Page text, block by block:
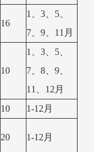
16
1、3、5、
7、9、11月
10
1、3、5、
7、8、9、
11、12月
10 1-12月
20 1-12月